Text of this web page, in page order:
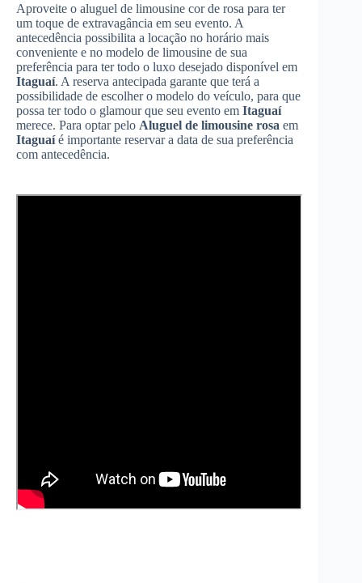
Aproveite o aluguel de limousine cor de rosa para ter
um toque de extravagância em seu evento. A
antecedência possibilita a locação no horário mais
conveniente e no modelo de limousine de sua
preferência para ter todo o luxo desejado disponível em
Itaguaí. A reserva antecipada garante que terá a
possibilidade de escolher o modelo do veículo, para que
possa ter todo o glamour que seu evento em Itaguaí
merece. Para optar pelo Aluguel de limousine rosa em
Itaguaíé importante reservar a data de sua preferência
com antecedência.